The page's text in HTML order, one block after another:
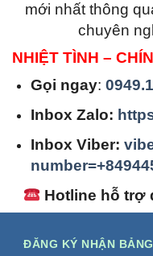
mới nhất thông
chuyên
NHIỆT TÌNH –
Gọi ngay:
Inbox Zalo:
Inbox Viber:
Hotline hỗ trợ
ĐĂNG KÝ NHẬN